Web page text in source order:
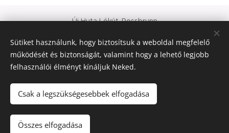
Új Huta Lókút-Rossbrunn
Európa Kultúrális Fővárosa
PAJTA PROJEKT
© 2021 Minden jog fenntartva
Magyar
Sütiket használunk, hogy biztosítsuk a weboldal megfelelő
működését és biztonságát, valamint hogy a lehető legjobb
felhasználói élményt kínáljuk Neked.
Csak a legszükségesebbek elfogadása
Összes elfogadása